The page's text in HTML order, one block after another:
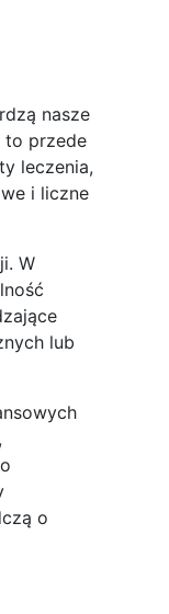
nasze
to przede
leczenia,
i liczne
W
lub
o